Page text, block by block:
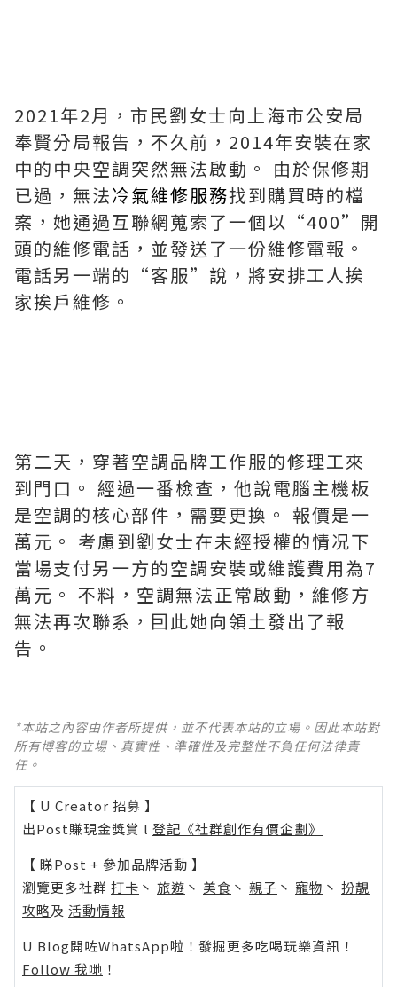
2021年2月，市民劉女士向上海市公安局
奉賢分局報告，不久前，2014年安裝在家
中的中央空調突然無法啟動。 由於保修期
已過，無法冷氣維修服務找到購買時的檔
案，她通過互聯網蒐索了一個以“400”開
頭的維修電話，並發送了一份維修電報。
電話另一端的“客服”說，將安排工人挨
家挨戶維修。
第二天，穿著空調品牌工作服的修理工來
到門口。 經過一番檢查，他說電腦主機板
是空調的核心部件，需要更換。 報價是一
萬元。 考慮到劉女士在未經授權的情况下
當場支付另一方的空調安裝或維護費用為7
萬元。 不料，空調無法正常啟動，維修方
無法再次聯系，囙此她向領土發出了報
告。
*本站之內容由作者所提供，並不代表本站的立場。因此本站對
所有博客的立場、真實性、準確性及完整性不負任何法律責
任。
【 U Creator 招募 】
出Post賺現金獎賞 l 登記《社群創作有價企劃》
【 睇Post + 參加品牌活動 】
瀏覽更多社群 打卡 丶 旅遊 丶 美食 丶 親子 丶 寵物 丶 扮靚
攻略及 活動情報
U Blog開咗WhatsApp啦！發掘更多吃喝玩樂資訊！
Follow 我哋 ！